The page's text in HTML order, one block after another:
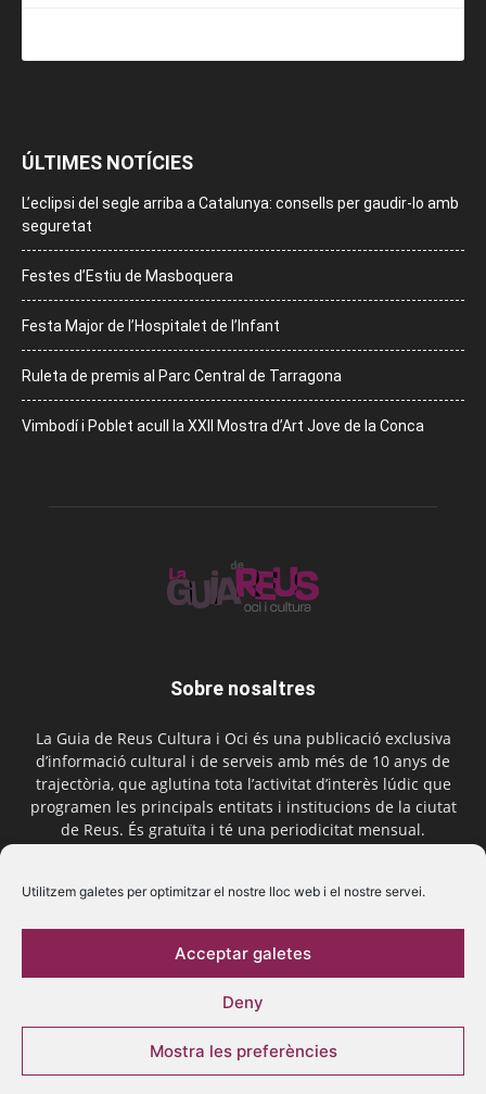
Utilitzem galetes per optimitzar el nostre lloc web i el nostre servei.
Acceptar galetes
Deny
Mostra les preferències
ÚLTIMES NOTÍCIES
L’eclipsi del segle arriba a Catalunya: consells per gaudir-lo amb
seguretat
Festes d’Estiu de Masboquera
Festa Major de l’Hospitalet de l’Infant
Ruleta de premis al Parc Central de Tarragona
Vimbodí i Poblet acull la XXII Mostra d’Art Jove de la Conca
Sobre nosaltres
La Guia de Reus Cultura i Oci és una publicació exclusiva
d’informació cultural i de serveis amb més de 10 anys de
trajectòria, que aglutina tota l’activitat d’interès lúdic que
programen les principals entitats i institucions de la ciutat
de Reus. És gratuïta i té una periodicitat mensual.
Segueix-nos